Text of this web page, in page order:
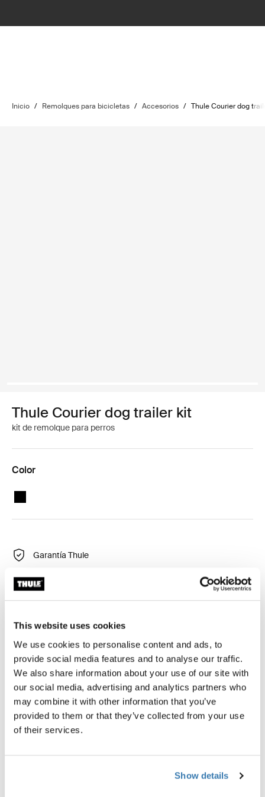
This website uses cookies
We use cookies to personalise content and ads, to
provide social media features and to analyse our traffic.
We also share information about your use of our site with
our social media, advertising and analytics partners who
may combine it with other information that you’ve
provided to them or that they’ve collected from your use
of their services.
Show details
Inicio / Remolques para bicicletas / Accesorios / Thule Courier dog
Thule Courier dog trailer kit
kit de remolque para perros
Color
Thule Courier dog trailer kit Negro
Garantía Thule
Encontrar en tienda
Thule Courier Dog Trailer Kit proporciona un viaje
seguro y cómodo para tu perro. Hace que tu remolque
Thule Courier sea aún más versátil, lo que facilita que tú
y tu amigo de cuatro patas vivan una vida activa al aire
libre y descubran juntos lugares nuevos y
emocionantes.